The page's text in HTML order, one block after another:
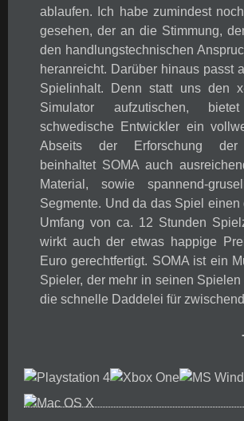
ablaufen. Ich habe zumindest
gesehen, der an die Stimmung,
den handlungstechnischen
heranreicht. Darüber hinaus passt
Spielinhalt. Denn statt uns den
Simulator aufzutischen,
schwedische Entwickler ein
Abseits der Erforschung der
beinhaltet SOMA auch
Material, sowie spannend-
Segmente. Und da das Spiel einen
Umfang von ca. 12 Stunden
wirkt auch der etwas happige
Euro gerechtfertigt. SOMA ist ein
Spieler, der mehr in seinen
die schnelle Daddelei für